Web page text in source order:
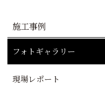
施工事例
フォトギャラリー
現場レポート